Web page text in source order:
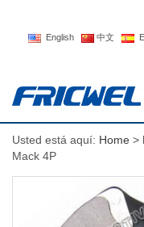
English 中文
Usted está aquí: Home >
Mack 4P